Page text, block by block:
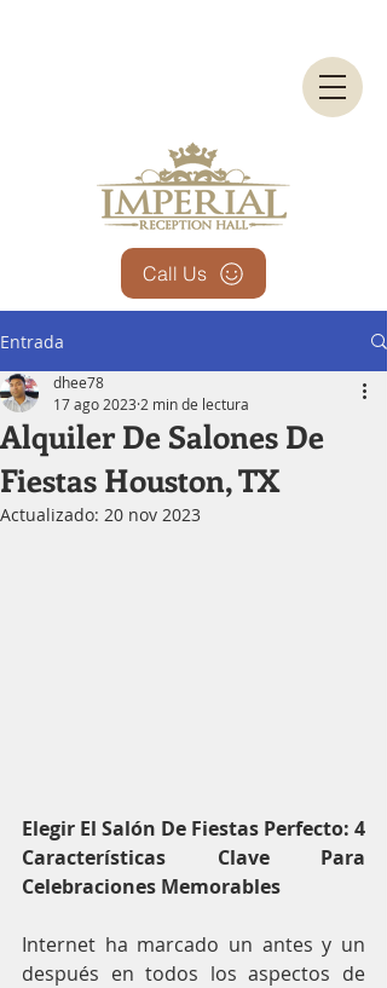
Call Us
Entrada
Alquiler De Salones De
Fiestas Houston, TX
dhee78
17 ago 2023 2 min de lectura
Actualizado: 20 nov 2023
Elegir El Salón De Fiestas Perfecto: 4
Características Clave Para
Celebraciones Memorables
Internet ha marcado un antes y un
después en todos los aspectos de